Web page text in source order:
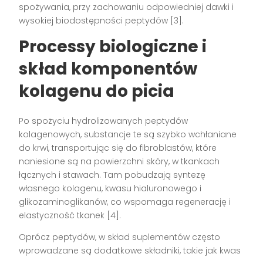
spożywania, przy zachowaniu odpowiedniej dawki i
wysokiej biodostępności peptydów [3].
Processy biologiczne i
skład komponentów
kolagenu do picia
Po spożyciu hydrolizowanych peptydów
kolagenowych, substancje te są szybko wchłaniane
do krwi, transportując się do fibroblastów, które
naniesione są na powierzchni skóry, w tkankach
łącznych i stawach. Tam pobudzają syntezę
własnego kolagenu, kwasu hialuronowego i
glikozaminoglikanów, co wspomaga regenerację i
elastyczność tkanek [4].
Oprócz peptydów, w skład suplementów często
wprowadzane są dodatkowe składniki, takie jak kwas